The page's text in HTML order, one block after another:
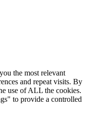
the most relevant
and repeat visits. By
use of ALL the cookies.
to provide a controlled